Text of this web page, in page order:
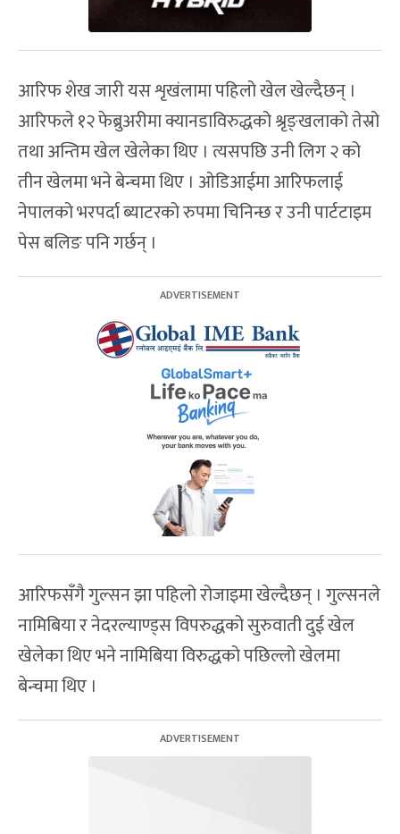
आरिफ शेख जारी यस शृखंलामा पहिलो खेल खेल्दैछन् ।
आरिफले १२ फेब्रुअरीमा क्यानडाविरुद्धको श्रृङ्खलाको तेस्रो
तथा अन्तिम खेल खेलेका थिए । त्यसपछि उनी लिग २ को
तीन खेलमा भने बेन्चमा थिए । ओडिआईमा आरिफलाई
नेपालको भरपर्दा ब्याटरको रुपमा चिनिन्छ र उनी पार्टटाइम
पेस बलिङ पनि गर्छन् ।
आरिफसँगै गुल्सन झा पहिलो रोजाइमा खेल्दैछन् । गुल्सनले
नामिबिया र नेदरल्याण्ड्स विपरुद्धको सुरुवाती दुई खेल
खेलेका थिए भने नामिबिया विरुद्धको पछिल्लो खेलमा
बेन्चमा थिए ।